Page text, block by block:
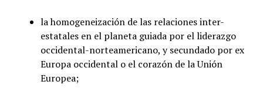
la homogeneización de las relaciones inter-
estatales en el planeta guiada por el liderazgo
occidental-norteamericano, y secundado por ex
Europa occidental o el corazón de la Unión
Europea;